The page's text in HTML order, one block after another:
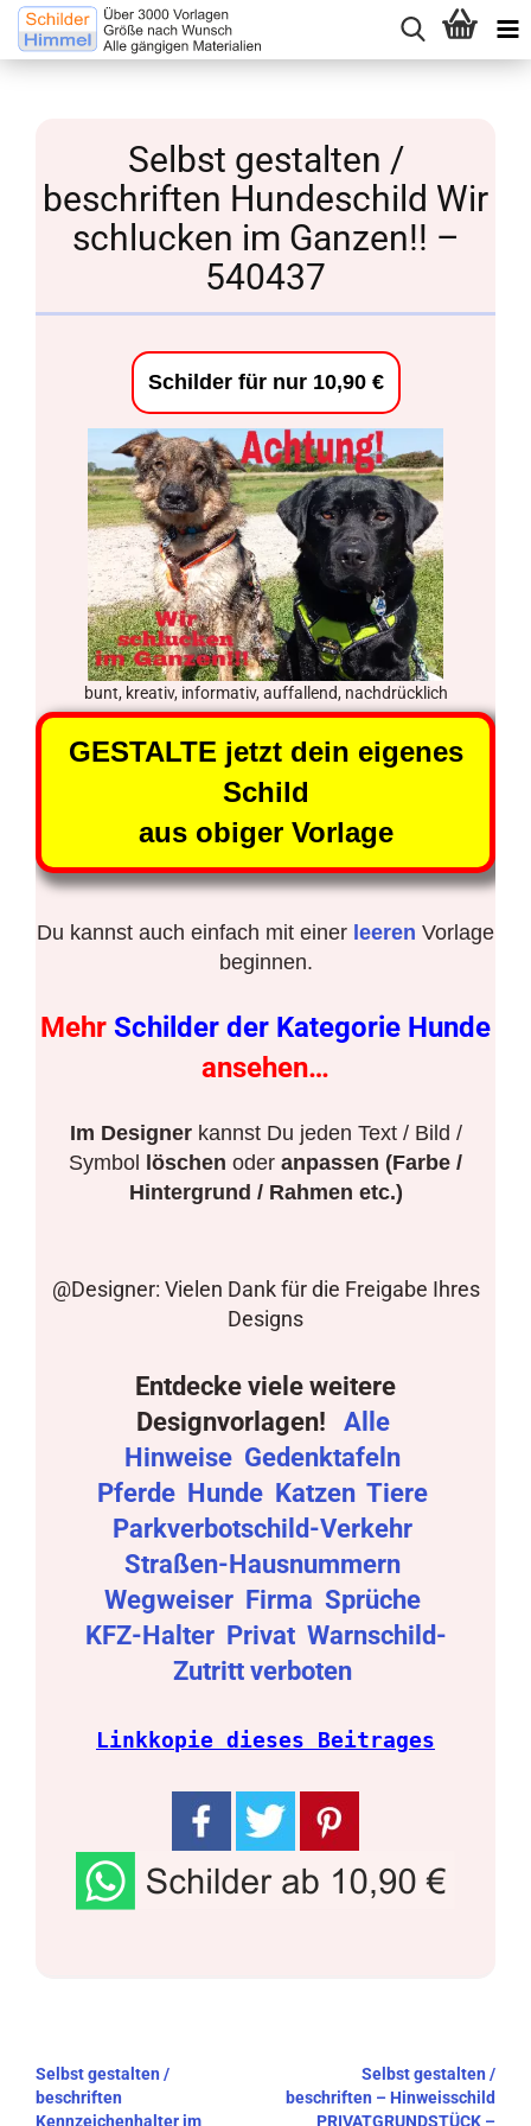
Selbst gestalten /
beschriften Hundeschild Wir
schlucken im Ganzen!! –
540437
Schilder für nur 10,90 €
bunt, kreativ, informativ, auffallend, nachdrücklich
GESTALTE jetzt dein eigenes
Schild
aus obiger Vorlage
Du kannst auch einfach mit einer leeren Vorlage
beginnen.
Mehr Schilder der Kategorie Hunde
ansehen…
Im Designerkannst Du jeden Text / Bild /
Symbol
löschen oder anpassen (Farbe /
Hintergrund / Rahmen etc.)
@Designer: Vielen Dank für die Freigabe Ihres
Designs
Entdecke viele weitere
Designvorlagen!
Alle
Hinweise Gedenktafeln
Pferde Hunde Katzen Tiere
Parkverbotschild-Verkehr
Straßen-Hausnummern
Wegweiser Firma Sprüche
KFZ-Halter Privat Warnschild-
Zutritt verboten
Linkkopie dieses Beitrages
Beitragsnavigation
Selbst gestalten /
beschriften
Kennzeichenhalter im
Selbst gestalten /
beschriften – Hinweisschild
PRIVATGRUNDSTÜCK –